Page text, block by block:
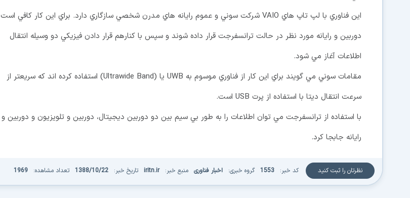
اين فناوري با لپ تاپ هاي VAIO شركت سوني و عموم رايانه هاي مدرن شخصي سازگاري دارد. براي اين كار كافي است
دوربين و رايانه مورد نظر در حالت ترانسفرجت قرار داده شوند و سپس با كنارهم قرار دادن فيزيكي دو وسيله انتقال
اطلاعات آغاز مي شود.
مقامات سوني مي گويند براي اين كار از فناوري موسوم به UWB يا (Ultrawide Band) استفاده كرده اند كه سريعتر از
سرعت انتقال ديتا با استفاده از پرت USB است.
با استفاده از ترانسفرجت مي توان اطلاعات را به طور بي سيم بين دو دوربين ديجيتال، دوربين و تلويزيون و دوربين و
رايانه جابجا كرد.
نظرتان را ثبت کنید کد خبر: 1553 گروه خبری: اخبار فناوری منبع خبر: iritn.ir تاریخ خبر: 1388/10/22 تعداد مشاهده: 1969